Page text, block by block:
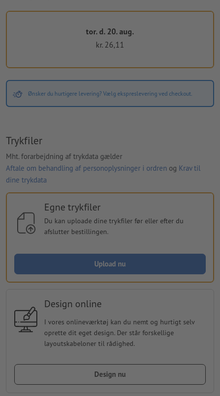
tor. d. 20. aug.
kr. 26,11
Ønsker du hurtigere levering? Vælg ekspreslevering ved checkout.
Trykfiler
Mht. forarbejdning af trykdata gælder
Aftale om behandling af personoplysninger i ordren og Krav til
dine trykdata
Egne trykfiler
Du kan uploade dine trykfiler før eller efter du
afslutter bestillingen.
Upload nu
Design online
I vores onlineværktøj kan du nemt og hurtigt selv
oprette dit eget design. Der står forskellige
layoutskabeloner til rådighed.
Design nu